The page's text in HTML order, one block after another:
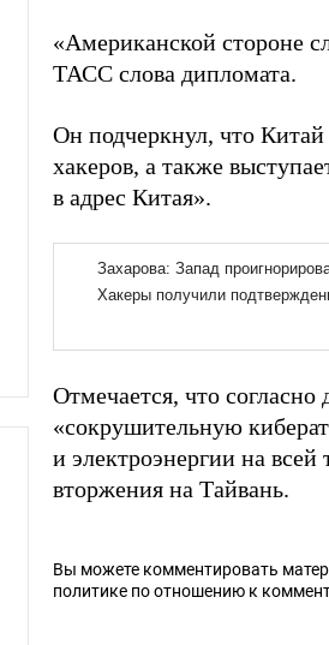
«Американской стороне
ТАСС слова дипломата.
Он подчеркнул, что Китай
хакеров, а также
в адрес Китая».
Отмечается, что
«сокрушительную
и электроэнергии на
вторжения на Тайвань.
Вы можете комментировать
политике по отношению к